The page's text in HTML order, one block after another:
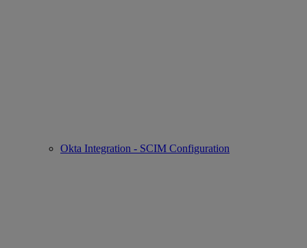
Okta Integration - SCIM Configuration